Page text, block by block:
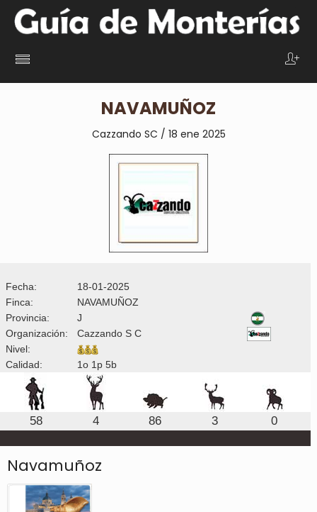
NAVAMUÑOZ
Cazzando SC / 18 ene 2025
Fecha:
18-01-2025
Finca:
NAVAMUÑOZ
Provincia:
J
Organización:
Cazzando S C
Nivel:
Calidad:
1o 1p 5b
58 4 86 3 0
Navamuñoz